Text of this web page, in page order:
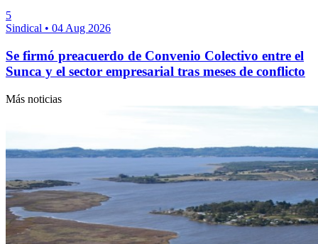
5
Sindical • 04 Aug 2026
Se firmó preacuerdo de Convenio Colectivo entre el
Sunca y el sector empresarial tras meses de conflicto
Más noticias